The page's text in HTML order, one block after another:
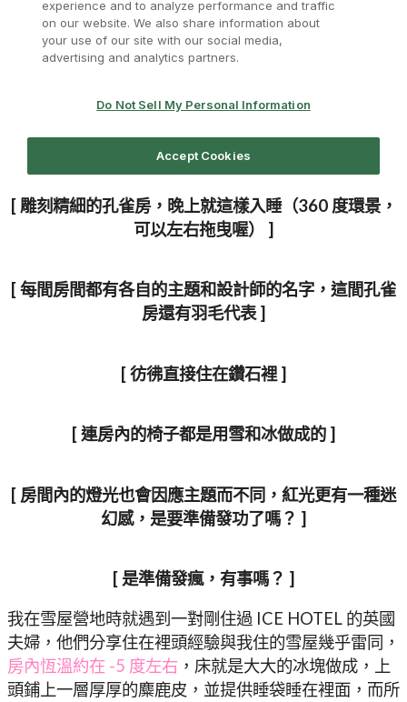
[ 雕刻精細的孔雀房，晚上就這樣入睡（360 度環景，
可以左右拖曳喔） ]
[ 每間房間都有各自的主題和設計師的名字，這間孔雀
房還有羽毛代表 ]
[ 彷彿直接住在鑽石裡 ]
[ 連房內的椅子都是用雪和冰做成的 ]
[ 房間內的燈光也會因應主題而不同，紅光更有一種迷
幻感，是要準備發功了嗎？ ]
[ 是準備發瘋，有事嗎？ ]
我在雪屋營地時就遇到一對剛住過 ICE HOTEL 的英國
夫婦，他們分享住在裡頭經驗與我住的雪屋幾乎雷同，
房內恆溫約在 -5 度左右 ，床就是大大的冰塊做成，上
頭鋪上一層厚厚的麋鹿皮，並提供睡袋睡在裡面，而所